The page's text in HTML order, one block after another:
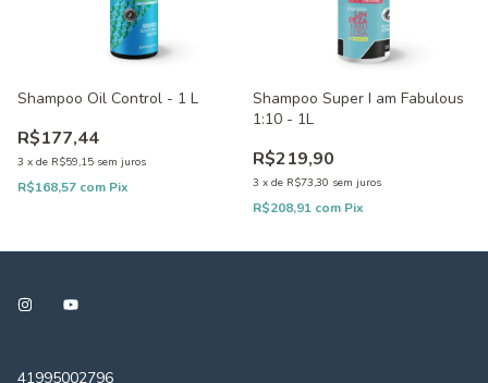
Shampoo Oil Control - 1 L
R$177,44
3 x de R$59,15 sem juros
R$168,57 com Pix
Shampoo Super I am Fabulous
1:10 - 1L
R$219,90
3 x de R$73,30 sem juros
R$208,91 com Pix
41995002796